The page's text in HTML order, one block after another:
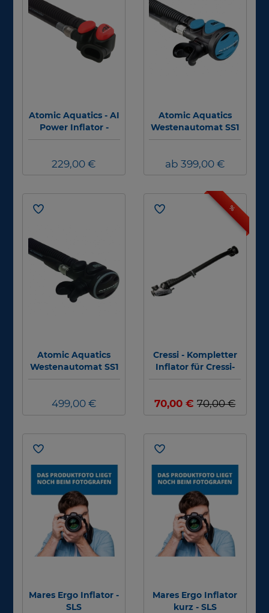
Atomic Aquatics - AI
Power Inflator -
schwarz-rot -
229,00 €
Atomic Aquatics
Westenautomat SS1
Stainless
ab 399,00 €
Atomic Aquatics
Westenautomat SS1
Titanium
499,00 €
%
Cressi - Kompletter
Inflator für Cressi-
Jackets (BCD)
70,00 €70,00 €
Mares Ergo Inflator -
SLS
Mares Ergo Inflator
kurz - SLS